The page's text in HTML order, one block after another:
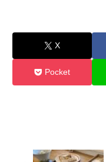
X
Pocket